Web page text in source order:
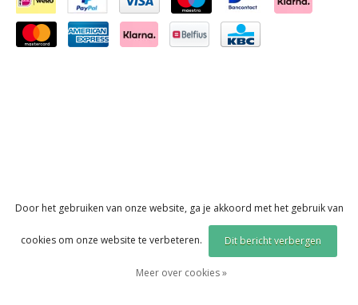
Door het gebruiken van onze website, ga je akkoord met het gebruik van
cookies om onze website te verbeteren. Dit bericht verbergen
Meer over cookies »